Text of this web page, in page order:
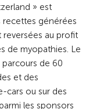
» est
recettes générées
au profit
de myopathies. Le
de 60
et des
cars ou sur des
les sponsors